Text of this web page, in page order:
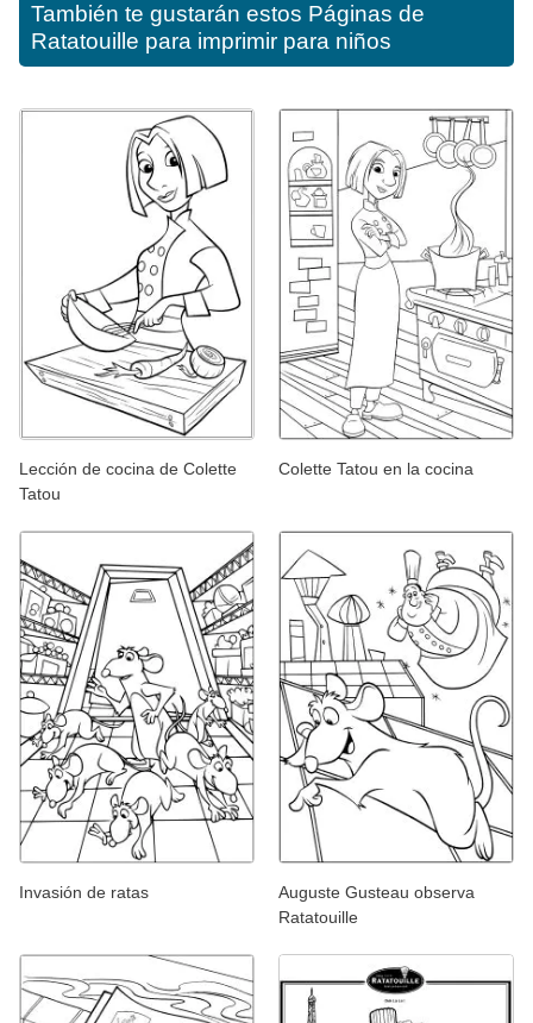
También te gustarán estos Páginas de
Ratatouille para imprimir para niños
Lección de cocina de Colette
Tatou
Colette Tatou en la cocina
Invasión de ratas
Auguste Gusteau observa
Ratatouille